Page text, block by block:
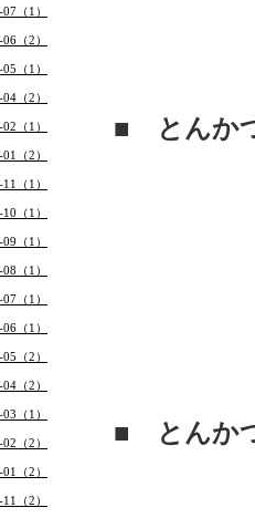
■ とんか
■ とんか
（1）
（2）
（1）
（2）
（1）
（2）
（1）
（1）
（1）
（1）
（1）
（1）
（2）
（2）
（1）
（2）
（2）
（2）